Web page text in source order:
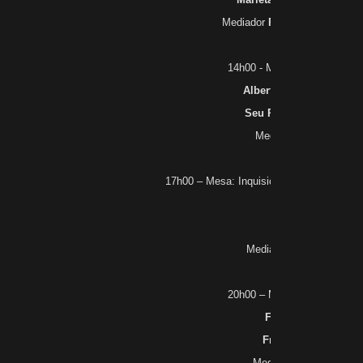
Mediador Rodrigo Patto Sá
14h00 - Mesa: Vizungo e
Alberto da Costa e Silva
Seu Pedro da Chapada
Mediador
17h00 – Mesa: Inquisição, pecadores e
Mediador
20h00 – Mesa: Sons e
Fernando Brant
Franklin Martins